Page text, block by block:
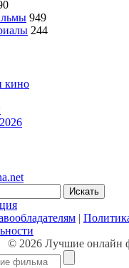
949
244
кино
Искать
|
© 2026 Лучшие онлайн